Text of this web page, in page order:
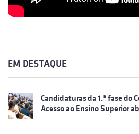
EM DESTAQUE
Candidaturas da 1.ª fase do
Acesso ao Ensino Superior